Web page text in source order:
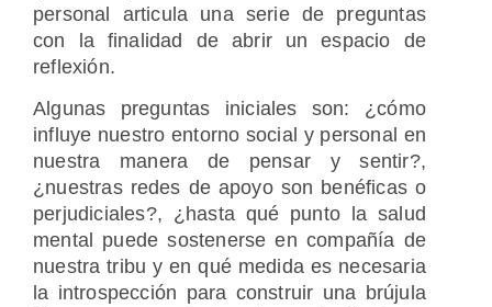
personal articula una serie de preguntas
con la finalidad de abrir un espacio de
reflexión.
Algunas preguntas iniciales son: ¿cómo
influye nuestro entorno social y personal en
nuestra manera de pensar y sentir?,
¿nuestras redes de apoyo son benéficas o
perjudiciales?, ¿hasta qué punto la salud
mental puede sostenerse en compañía de
nuestra tribu y en qué medida es necesaria
la introspección para construir una brújula